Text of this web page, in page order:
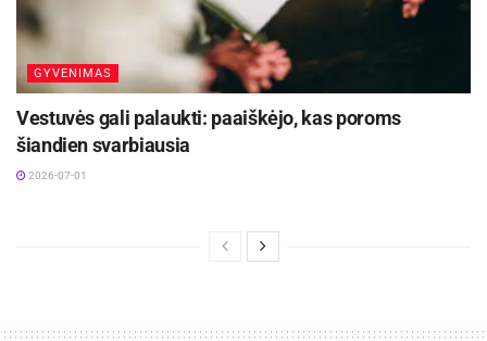
GYVENIMAS
Vestuvės gali palaukti: paaiškėjo, kas poroms
šiandien svarbiausia
2026-07-01